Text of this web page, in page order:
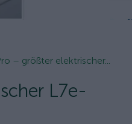
– größter elektrischer...
L7e-